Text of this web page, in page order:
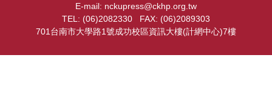
E-mail: nckupress@ckhp.org.tw
TEL: (06)2082330 FAX: (06)2089303
701台南市大學路1號成功校區資訊大樓(計網中心)7樓